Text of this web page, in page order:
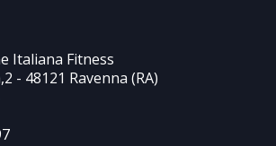
Italiana Fitness
- 48121 Ravenna (RA)